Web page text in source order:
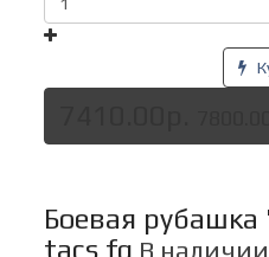
Боевая
tacs fg В